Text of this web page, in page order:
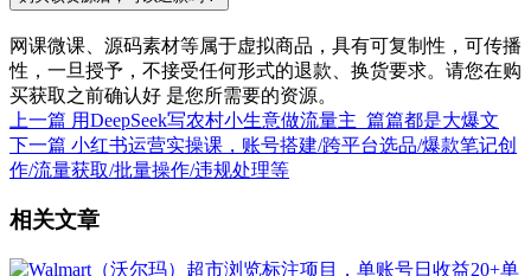
网课微课、源码素材等属于虚拟商品，具有可复制性，可传播
性，一旦授予，不接受任何形式的退款、换货要求。请您在购
买获取之前确认好 是您所需要的资源。
上一篇 用DeepSeek写农村小生意做流量主 篇篇都是大爆文
下一篇 小红书运营实操课，账号搭建/跨平台选品/爆款笔记创
作/流量获取/批量操作/违规处理等
相关文章